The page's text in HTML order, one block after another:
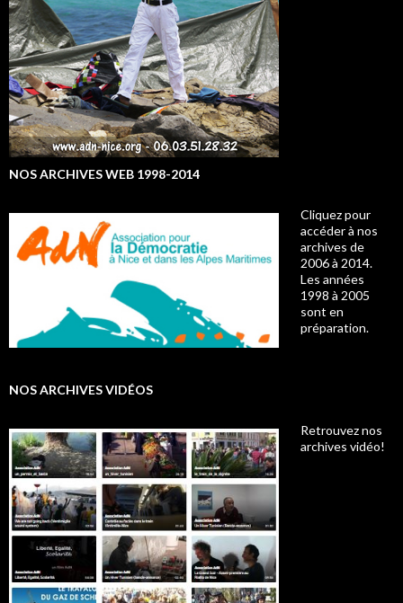
NOS ARCHIVES WEB 1998-2014
Cliquez pour
accéder à nos
archives de
2006 à 2014.
Les années
1998 à 2005
sont en
préparation.
NOS ARCHIVES VIDÉOS
Retrouvez nos
archives vidéo!